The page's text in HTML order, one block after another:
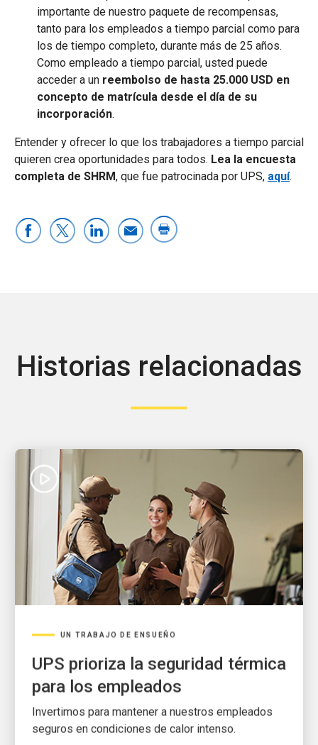
importante de nuestro paquete de recompensas,
tanto para los empleados a tiempo parcial como para
los de tiempo completo, durante más de 25 años.
Como empleado a tiempo parcial, usted puede
acceder a un reembolso de hasta 25.000 USD en
concepto de matrícula desde el día de su
incorporación.
Entender y ofrecer lo que los trabajadores a tiempo parcial
quieren crea oportunidades para todos. Lea la encuesta
completa de SHRM, que fue patrocinada por UPS, aquí.
Historias relacionadas
UN TRABAJO DE ENSUEÑO
UPS prioriza la seguridad térmica
para los empleados
Invertimos para mantener a nuestros empleados
seguros en condiciones de calor intenso.